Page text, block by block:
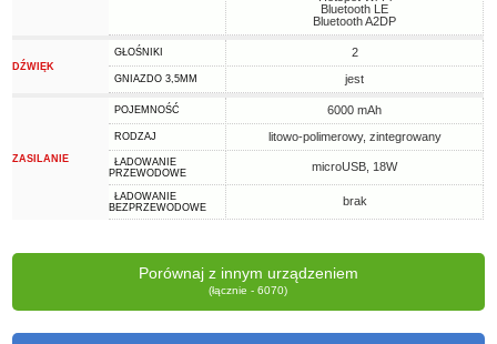
Bluetooth LE
Bluetooth A2DP
DŹWIĘK
GŁOŚNIKI 2
GNIAZDO 3,5MM jest
ZASILANIE
POJEMNOŚĆ 6000 mAh
RODZAJ litowo-polimerowy, zintegrowany
ŁADOWANIE
PRZEWODOWE
microUSB, 18W
ŁADOWANIE
BEZPRZEWODOWE
brak
Porównaj z innym urządzeniem
(łącznie - 6070)